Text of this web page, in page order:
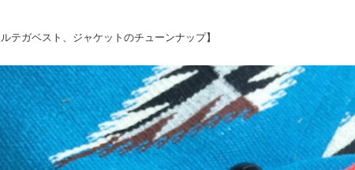
ルテガベスト、ジャケットのチューンナップ】